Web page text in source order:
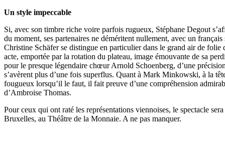
Un style impeccable
Si, avec son timbre riche voire parfois rugueux, Stéphane Degout
du moment, ses partenaires ne déméritent nullement, avec un
Christine Schäfer se distingue en particulier dans le grand air de folie
acte, emportée par la rotation du plateau, image émouvante de sa
pour le presque légendaire chœur Arnold Schoenberg, d’une
s’avèrent plus d’une fois superflus. Quant à Mark Minkowski, à la
fougueux lorsqu’il le faut, il fait preuve d’une compréhension
d’Ambroise Thomas.
Pour ceux qui ont raté les représentations viennoises, le spectacle
Bruxelles, au Théâtre de la Monnaie. A ne pas manquer.